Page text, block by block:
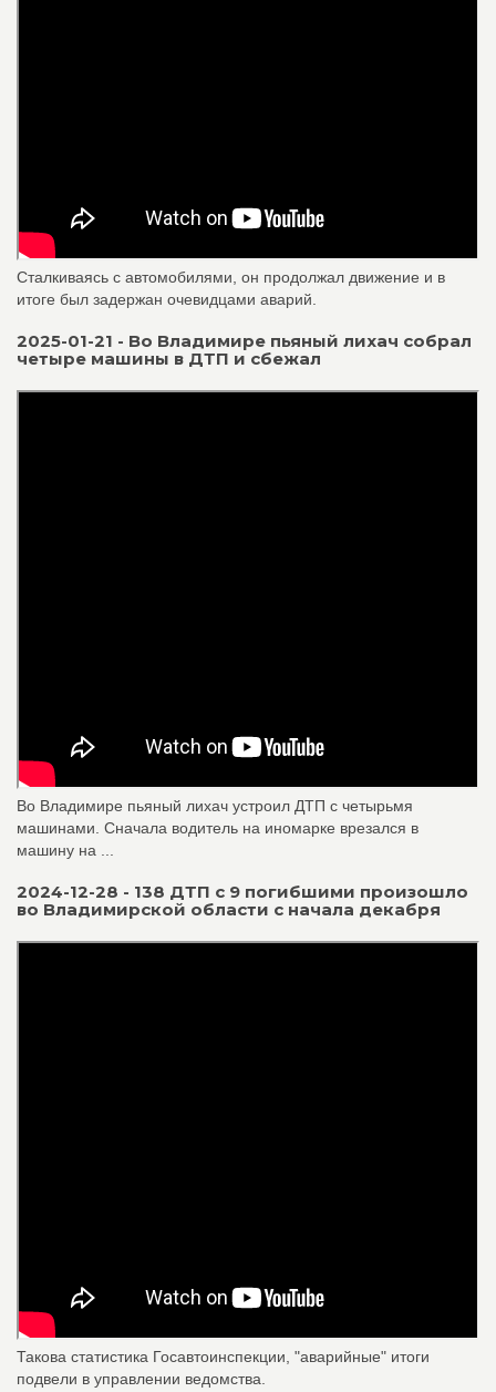
Сталкиваясь с автомобилями, он продолжал движение и в
итоге был задержан очевидцами аварий.
2025-01-21 - Во Владимире пьяный лихач собрал
четыре машины в ДТП и сбежал
Во Владимире пьяный лихач устроил ДТП с четырьмя
машинами. Сначала водитель на иномарке врезался в
машину на ...
2024-12-28 - 138 ДТП с 9 погибшими произошло
во Владимирской области с начала декабря
Такова статистика Госавтоинспекции, "аварийные" итоги
подвели в управлении ведомства.